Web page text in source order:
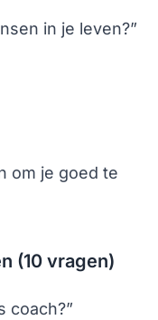
in je leven?”
om je goed te
(10 vragen)
coach?”